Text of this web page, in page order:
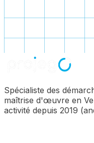
Spécialiste des
maîtrise d'œuvre en
activité depuis 2019